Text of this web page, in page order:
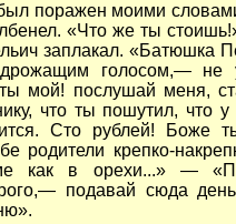
поражен моими
«Что же ты
заплакал. «Батюшка
дрожащим голосом,— не
мой! послушай меня,
что ты пошутил, что у
Сто рублей! Боже
родители крепко-
как в орехи...» —
подавай сюда